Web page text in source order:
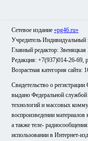
Сетевое издание «pg46.ru»
Учредитель Индивидуальный
Главный редактор:
Редакция: +7(937)014-26-69,
Возрастная категория сайта:
Свидетельство о
выдано Федеральной
технологий и массовых
воспроизведении материалов
а также теле-
использовании в Интернет-